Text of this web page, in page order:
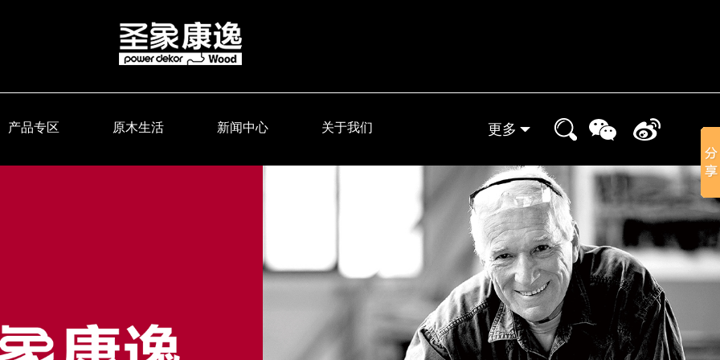
产品专区 原木生活 新闻中心 关于我们 更多
实体门店
晒家分享
小象装修课堂